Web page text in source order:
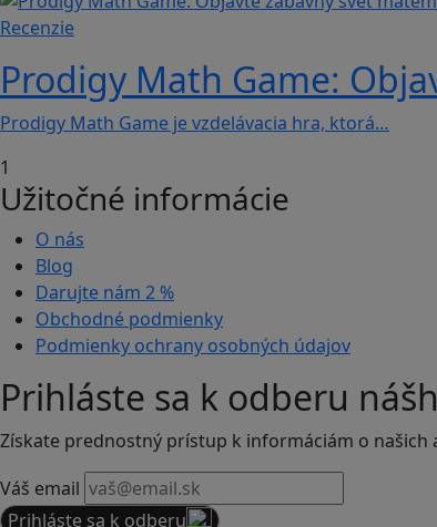
Recenzie
Prodigy Math Game:
Prodigy Math Game je vzdelávacia hra, ktorá…
1
Užitočné informácie
O nás
Blog
Darujte nám 2 %
Obchodné podmienky
Podmienky ochrany osobných údajov
Prihláste sa k odberu
Získate prednostný prístup k informáciám o našich
Váš email
Prihláste sa k odberu